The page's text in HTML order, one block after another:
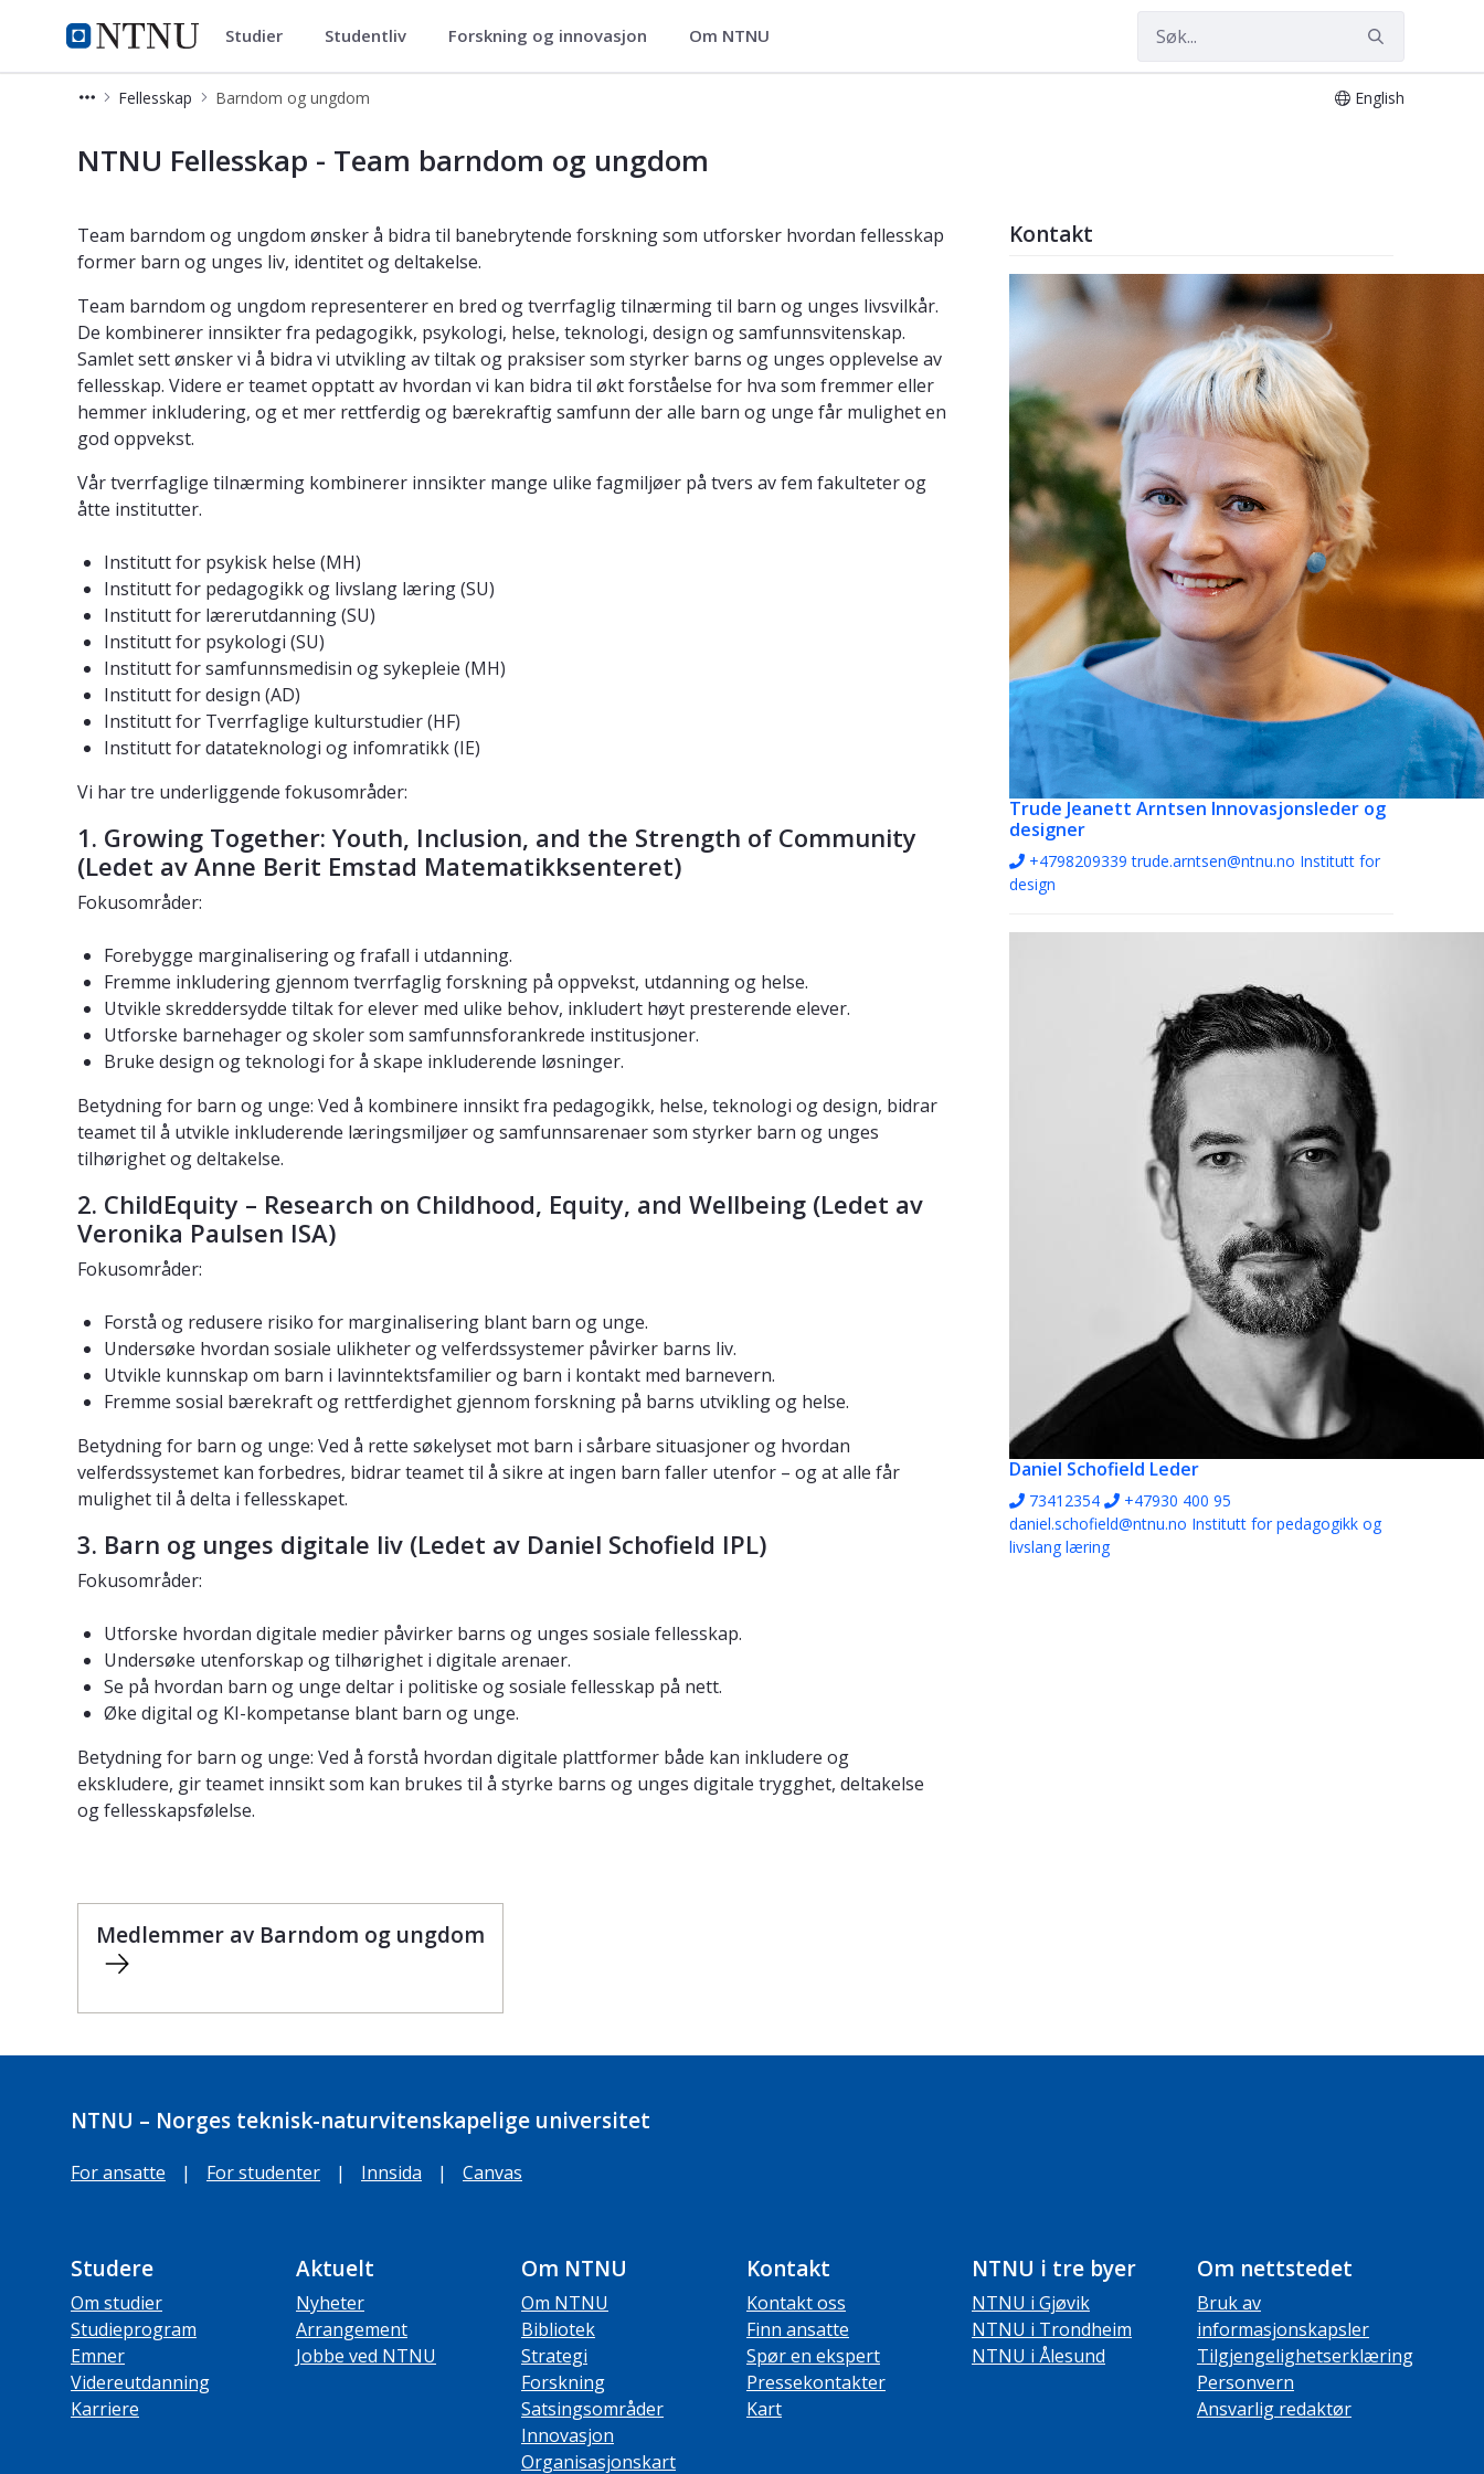
NTNU Hjemmeside
Fellesskap Studier Studentliv Forskning og innovasjon Om NTNU
Fellesskap Barndom og ungdom English
NTNU Fellesskap - Team barndom og ungdom
Team barndom og ungdom ønsker å bidra til banebrytende forskning som utforsker hvordan fellesskap
former barn og unges liv, identitet og deltakelse.
Team barndom og ungdom representerer en bred og tverrfaglig tilnærming til barn og unges livsvilkår.
De kombinerer innsikter fra pedagogikk, psykologi, helse, teknologi, design og samfunnsvitenskap.
Samlet sett ønsker vi å bidra vi utvikling av tiltak og praksiser som styrker barns og unges opplevelse av
fellesskap. Videre er teamet opptatt av hvordan vi kan bidra til økt forståelse for hva som fremmer eller
hemmer inkludering, og et mer rettferdig og bærekraftig samfunn der alle barn og unge får mulighet en
god oppvekst.
Vår tverrfaglige tilnærming kombinerer innsikter mange ulike fagmiljøer på tvers av fem fakulteter og
åtte institutter.
Institutt for psykisk helse (MH)
Institutt for pedagogikk og livslang læring (SU)
Institutt for lærerutdanning (SU)
Institutt for psykologi (SU)
Institutt for samfunnsmedisin og sykepleie (MH)
Institutt for design (AD)
Institutt for Tverrfaglige kulturstudier (HF)
Institutt for datateknologi og infomratikk (IE)
Vi har tre underliggende fokusområder:
1. Growing Together: Youth, Inclusion, and the Strength of Community
(Ledet av Anne Berit Emstad Matematikksenteret)
Fokusområder:
Forebygge marginalisering og frafall i utdanning.
Fremme inkludering gjennom tverrfaglig forskning på oppvekst, utdanning og helse.
Utvikle skreddersydde tiltak for elever med ulike behov, inkludert høyt presterende elever.
Utforske barnehager og skoler som samfunnsforankrede institusjoner.
Bruke design og teknologi for å skape inkluderende løsninger.
Betydning for barn og unge: Ved å kombinere innsikt fra pedagogikk, helse, teknologi og design, bidrar
teamet til å utvikle inkluderende læringsmiljøer og samfunnsarenaer som styrker barn og unges
tilhørighet og deltakelse.
2. ChildEquity – Research on Childhood, Equity, and Wellbeing (Ledet av
Veronika Paulsen ISA)
Fokusområder:
Forstå og redusere risiko for marginalisering blant barn og unge.
Undersøke hvordan sosiale ulikheter og velferdssystemer påvirker barns liv.
Utvikle kunnskap om barn i lavinntektsfamilier og barn i kontakt med barnevern.
Fremme sosial bærekraft og rettferdighet gjennom forskning på barns utvikling og helse.
Betydning for barn og unge: Ved å rette søkelyset mot barn i sårbare situasjoner og hvordan
velferdssystemet kan forbedres, bidrar teamet til å sikre at ingen barn faller utenfor – og at alle får
mulighet til å delta i fellesskapet.
3. Barn og unges digitale liv (Ledet av Daniel Schofield IPL)
Fokusområder:
Utforske hvordan digitale medier påvirker barns og unges sosiale fellesskap.
Undersøke utenforskap og tilhørighet i digitale arenaer.
Se på hvordan barn og unge deltar i politiske og sosiale fellesskap på nett.
Øke digital og KI-kompetanse blant barn og unge.
Betydning for barn og unge: Ved å forstå hvordan digitale plattformer både kan inkludere og
ekskludere, gir teamet innsikt som kan brukes til å styrke barns og unges digitale trygghet, deltakelse
og fellesskapsfølelse.
Medlemmer av Barndom og ungdom
Kontakt
Trude Jeanett Arntsen Innovasjonsleder og
designer
+4798209339 trude.arntsen@ntnu.no Institutt for
design
Daniel Schofield Leder
73412354
+47930 400 95
daniel.schofield@ntnu.no Institutt for pedagogikk og
livslang læring
NTNU – Norges teknisk-naturvitenskapelige universitet
For ansatte | For studenter | Innsida | Canvas
Studere
Om studier
Studieprogram
Emner
Videreutdanning
Karriere
Aktuelt
Nyheter
Arrangement
Jobbe ved NTNU
Om NTNU
Om NTNU
Bibliotek
Strategi
Forskning
Satsingsområder
Innovasjon
Organisasjonskart
Kontakt
Kontakt oss
Finn ansatte
Spør en ekspert
Pressekontakter
Kart
NTNU i tre byer
NTNU i Gjøvik
NTNU i Trondheim
NTNU i Ålesund
Om nettstedet
Bruk av
informasjonskapsler
Tilgjengelighetserklæring
Personvern
Ansvarlig redaktør